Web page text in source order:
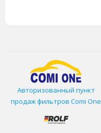
Авторизованный пункт
продаж фильтров Comi One